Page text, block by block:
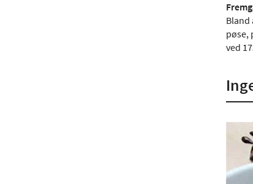
Bland
pøse,
ved